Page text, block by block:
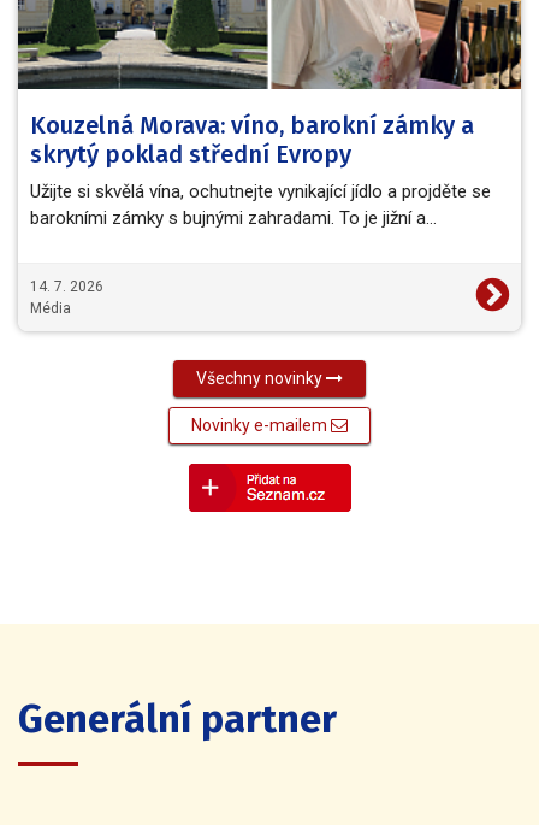
Kouzelná Morava: víno, barokní zámky a
skrytý poklad střední Evropy
Užijte si skvělá vína, ochutnejte vynikající jídlo a projděte se
barokními zámky s bujnými zahradami. To je jižní a…
14. 7. 2026
Média
Všechny novinky
Novinky e-mailem
Generální partner